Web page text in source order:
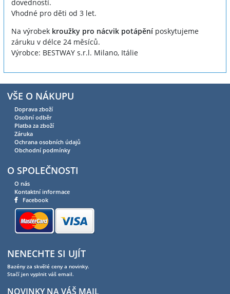
dovedností.
Vhodné pro děti od 3 let.
Na výrobek kroužky pro nácvik potápěníposkytujeme
záruku v délce 24 měsíců.
Výrobce: BESTWAY s.r.l. Milano, Itálie
VŠE O NÁKUPU
Doprava zboží
Osobní odběr
Platba za zboží
Záruka
Ochrana osobních údajů
Obchodní podmínky
O SPOLEČNOSTI
O nás
Kontaktní informace
Facebook
NENECHTE SI UJÍT
Bazény za skvělé ceny a novinky.
Stačí jen vyplnit váš email.
NOVINKY NA VÁŠ MAIL